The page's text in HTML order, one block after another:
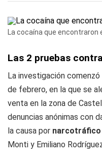
La cocaína que encontraron
Las 2 pruebas
La investigación
de febrero, en la que se
venta en la zona de
denuncias anónimas con
la causa por narcotráfico
Monti y Emiliano